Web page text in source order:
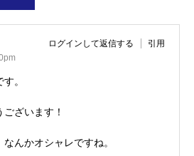
ログインして返信する 引用
。
ざいます！
なんかオシャレですね。